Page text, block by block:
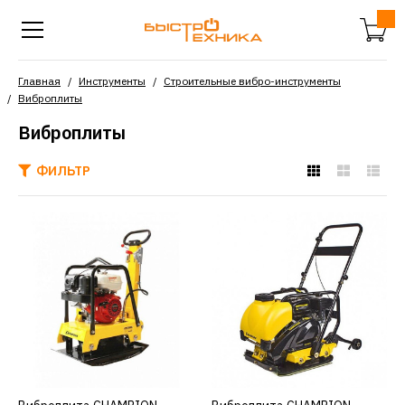
Главная Инструменты
Строительные вибро-инструменты
Виброплиты
Виброплиты
ФИЛЬТР
Виброплита CHAMPION
176490р.
КУПИТЬ